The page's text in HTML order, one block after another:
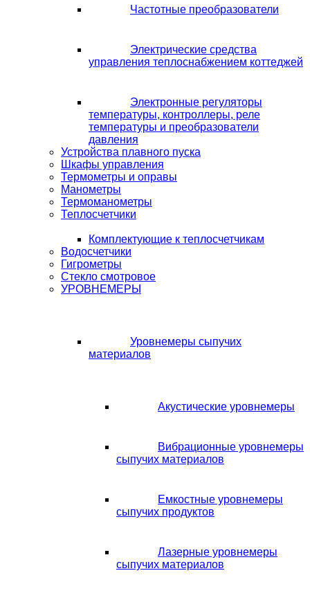
Частотные преобразователи
Электрические средства
управления теплоснабжением коттеджей
Электронные регуляторы
температуры, контроллеры, реле
температуры и преобразователи
давления
Устройства плавного пуска
Шкафы управления
Термометры и оправы
Манометры
Термоманометры
Теплосчетчики
Комплектующие к теплосчетчикам
Водосчетчики
Гигрометры
Стекло смотровое
УРОВНЕМЕРЫ
Уровнемеры сыпучих
материалов
Акустические уровнемеры
Вибрационные уровнемеры
сыпучих материалов
Емкостные уровнемеры
сыпучих продуктов
Лазерные уровнемеры
сыпучих материалов